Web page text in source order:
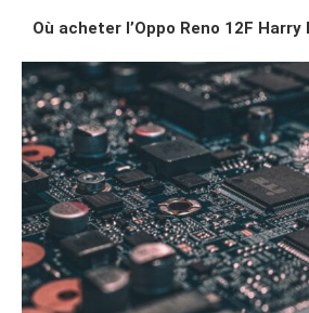
Où acheter l’Oppo Reno 12F